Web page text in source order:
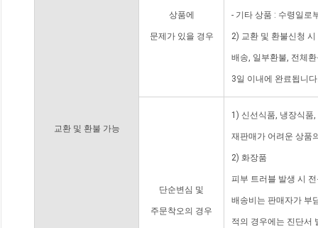
교환 및 환불 가능
상품에
문제가 있을 경우
- 기타 상품 : 수령일로
2) 교환 및 환불신청
배송, 일부환불, 전체
3일 이내에 완료됩니
단순변심 및
주문착오의 경우
1) 신선식품, 냉장식품
재판매가 어려운 상품
2) 화장품
피부 트러블 발생 시
배송비는 판매자가 부
적의 경우에는 진단서